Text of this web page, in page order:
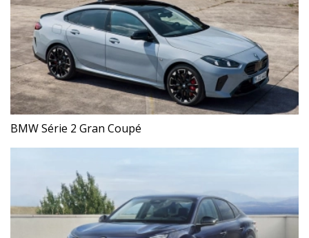
BMW Série 2 Gran Coupé